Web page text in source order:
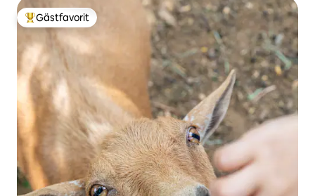
Populär gästfavorit
Gästfavorit